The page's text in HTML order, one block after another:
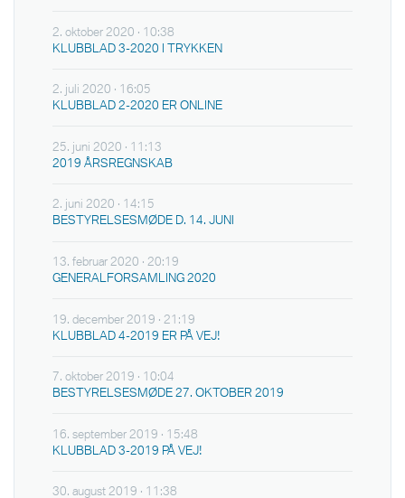
2. oktober 2020 · 10:38
KLUBBLAD 3-2020 I TRYKKEN
2. juli 2020 · 16:05
KLUBBLAD 2-2020 ER ONLINE
25. juni 2020 · 11:13
2019 ÅRSREGNSKAB
2. juni 2020 · 14:15
BESTYRELSESMØDE D. 14. JUNI
13. februar 2020 · 20:19
GENERALFORSAMLING 2020
19. december 2019 · 21:19
KLUBBLAD 4-2019 ER PÅ VEJ!
7. oktober 2019 · 10:04
BESTYRELSESMØDE 27. OKTOBER 2019
16. september 2019 · 15:48
KLUBBLAD 3-2019 PÅ VEJ!
30. august 2019 · 11:38